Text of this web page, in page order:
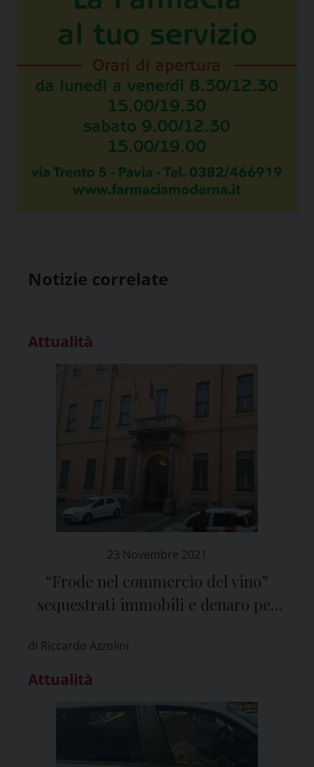
Notizie correlate
Attualità
23 Novembre 2021
“Frode nel commercio del vino”
sequestrati immobili e denaro per
di Riccardo Azzolini
Attualità